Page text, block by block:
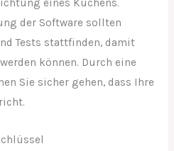
eines Kuchens.
der Software sollten
Tests stattfinden, damit
können. Durch eine
Sie sicher gehen, dass Ihre